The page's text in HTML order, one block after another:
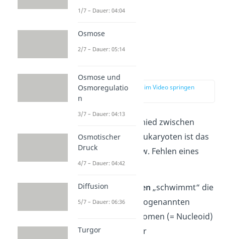
zur Stelle im Video springen
Der Hauptunterschied zwischen
Prokaryoten und Eukaryoten ist das
Vorhandensein bzw. Fehlen eines
Zellkerns.
Bei denProkaryoten „schwimmt“ die
DNA in Form von sogenannten
Bakterienchromosomen (= Nucleoid)
imCytoplasma
. Ihr
1/7 – Dauer: 04:04
Osmose
2/7 – Dauer: 05:14
Osmose und
Osmoregulatio
n
3/7 – Dauer: 04:13
Osmotischer
Druck
4/7 – Dauer: 04:42
Diffusion
5/7 – Dauer: 06:36
Turgor